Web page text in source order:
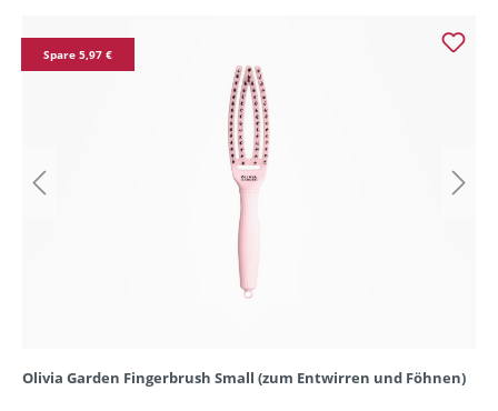
Spare 5,97 €
Olivia Garden Fingerbrush Small (zum Entwirren und Föhnen)